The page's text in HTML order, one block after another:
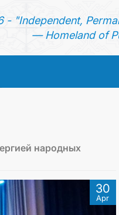
- "Independent,
— Homeland of
народных
30
Apr